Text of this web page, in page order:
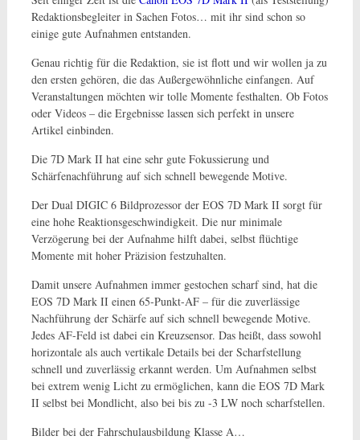
Redaktionsbegleiter in Sachen Fotos… mit ihr sind schon so
einige gute Aufnahmen entstanden.
Genau richtig für die Redaktion, sie ist flott und wir wollen ja zu
den ersten gehören, die das Außergewöhnliche einfangen. Auf
Veranstaltungen möchten wir tolle Momente festhalten. Ob Fotos
oder Videos – die Ergebnisse lassen sich perfekt in unsere
Artikel einbinden.
Die 7D Mark II hat eine sehr gute Fokussierung und
Schärfenachführung auf sich schnell bewegende Motive.
Der Dual DIGIC 6 Bildprozessor der EOS 7D Mark II sorgt für
eine hohe Reaktionsgeschwindigkeit. Die nur minimale
Verzögerung bei der Aufnahme hilft dabei, selbst flüchtige
Momente mit hoher Präzision festzuhalten.
Damit unsere Aufnahmen immer gestochen scharf sind, hat die
EOS 7D Mark II einen 65-Punkt-AF – für die zuverlässige
Nachführung der Schärfe aufsich schnell bewegende Motive.
Jedes AF-Feld ist dabei ein Kreuzsensor. Das heißt, dass sowohl
horizontale als auch vertikale Details bei der Scharfstellung
schnell und zuverlässig erkannt werden. Um Aufnahmen selbst
bei extrem wenig Licht zu ermöglichen, kann die EOS 7D Mark
II selbst bei Mondlicht, also bei bis zu -3 LW noch scharfstellen.
Bilder bei der Fahrschulausbildung Klasse A…